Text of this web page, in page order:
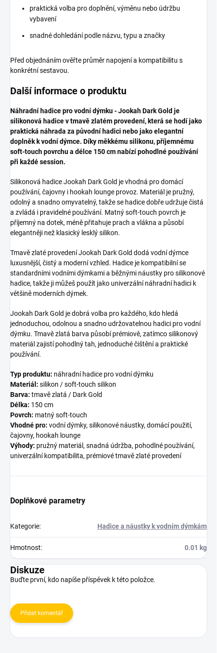
praktická volba pro doplnění, výměnu nebo údržbu
vybavení
snadné dohledání podle názvu, typu a značky
Před objednáním ověřte průměr napojení a kompatibilitu s
konkrétní sestavou.
Další informace o produktu
Náhradní hadice pro vodní dýmku - Jookah Dark Gold je
silikonová hadice v tmavě zlatém provedení, která se hodí jako
praktická náhrada za původní hadici nebo jako elegantní
doplněk k vodní dýmce. Díky měkkému silikonu, příjemnému
soft-touch povrchu a délce 150 cm nabízí pohodlné používání
při každé session.
Silikonová hadice Jookah Dark Gold je vhodná pro domácí
používání, čajovny i hookah lounge provoz. Materiál je pružný,
odolný a snadno omyvatelný, takže se hadice dobře udržuje čistá
a zvládá i pravidelné používání. Matný soft-touch povrch je
příjemný na dotek, méně přitahuje prach a vlákna a působí
elegantněji než klasický lesklý silikon.
Tmavě zlaté provedení Jookah Dark Gold dodá vodní dýmce
luxusnější, čistý a moderní vzhled. Hadice je kompatibilní se
standardními vodními dýmkami a běžnými náustky pro silikonové
hadice, takže ji můžeš použít jako univerzální náhradní hadici k
většině moderních dýmek.
Jookah Dark Gold je dobrá volba pro každého, kdo hledá
jednoduchou, odolnou a snadno udržovatelnou hadici pro vodní
dýmku. Tmavě zlatá barva působí prémiově, zatímco silikonový
materiál zajistí pohodlný tah, jednoduché čištění a praktické
používání.
Typ produktu: náhradní hadice pro vodní dýmku
Materiál: silikon / soft-touch silikon
Barva: tmavě zlatá / Dark Gold
Délka: 150 cm
Povrch: matný soft-touch
Vhodné pro: vodní dýmky, silikonové náustky, domácí použití,
čajovny, hookah lounge
Výhody: pružný materiál, snadná údržba, pohodlné používání,
univerzální kompatibilita, prémiové tmavě zlaté provedení
Doplňkové parametry
Kategorie: Hadice a náustky k vodním dýmkám
Hmotnost: 0.01 kg
Diskuze
Buďte první, kdo napíše příspěvek k této položce.
Přidat komentář